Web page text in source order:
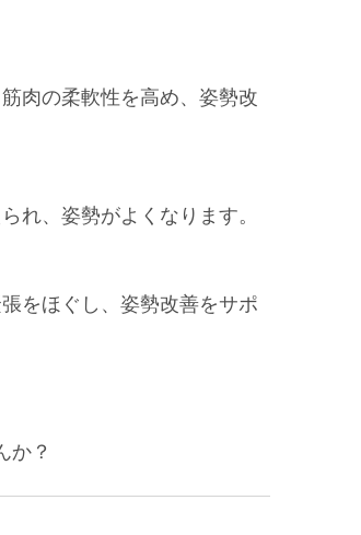
肉の柔軟性を高め、姿勢改
れ、姿勢がよくなります。
をほぐし、姿勢改善をサポ
か？